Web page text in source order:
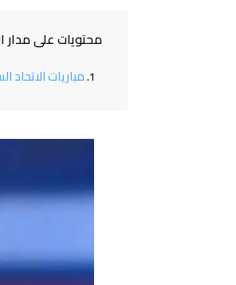
محتويات على
مباريات